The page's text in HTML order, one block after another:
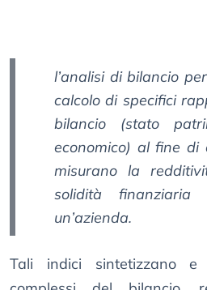
l’analisi di bilancio
calcolo di specifici
bilancio (stato
economico) al fine di
misurano la
solidità
un’azienda.
Tali indici sintetizzano